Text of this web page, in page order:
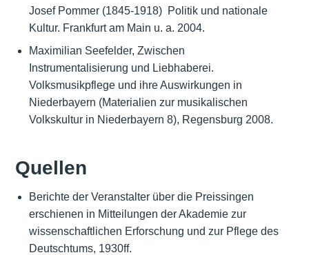
Josef Pommer (1845-1918)  Politik und nationale
Kultur. Frankfurt am Main u. a. 2004.
Maximilian Seefelder, Zwischen
Instrumentalisierung und Liebhaberei.
Volksmusikpflege und ihre Auswirkungen in
Niederbayern (Materialien zur musikalischen
Volkskultur in Niederbayern 8), Regensburg 2008.
Quellen
Berichte der Veranstalter über die Preissingen
erschienen in Mitteilungen der Akademie zur
wissenschaftlichen Erforschung und zur Pflege des
Deutschtums, 1930ff.